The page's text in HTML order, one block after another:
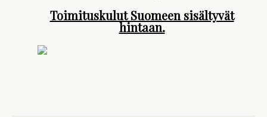
Toimituskulut Suomeen sisältyvät
hintaan.